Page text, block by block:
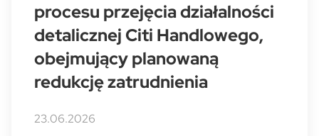
procesu przejęcia działalności
detalicznej Citi Handlowego,
obejmujący planowaną
redukcję zatrudnienia
23.06.2026